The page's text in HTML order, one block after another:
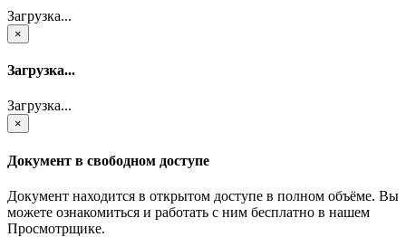
Загрузка...
×
Загрузка...
Загрузка...
×
Документ в свободном доступе
Документ находится в открытом доступе в полном объёме. Вы
можете ознакомиться и работать с ним бесплатно в нашем
Просмотрщике.